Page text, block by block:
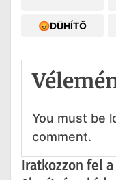
😡DÜHÍTŐ
You must be
comment.
Iratkozzon fel